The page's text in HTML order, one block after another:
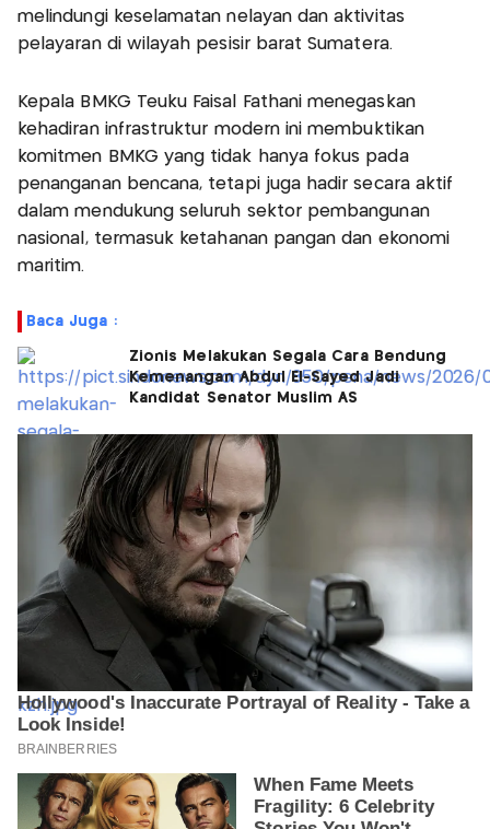
melindungi keselamatan nelayan dan aktivitas
pelayaran di wilayah pesisir barat Sumatera.
Kepala BMKG Teuku Faisal Fathani menegaskan
kehadiran infrastruktur modern ini membuktikan
komitmen BMKG yang tidak hanya fokus pada
penanganan bencana, tetapi juga hadir secara aktif
dalam mendukung seluruh sektor pembangunan
nasional, termasuk ketahanan pangan dan ekonomi
maritim.
Baca Juga :
Zionis Melakukan Segala Cara Bendung
Kemenangan Abdul El-Sayed Jadi
Kandidat Senator Muslim AS